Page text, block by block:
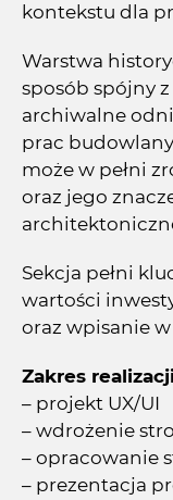
kontekstu dla
Warstwa
sposób spójny z
archiwalne
prac
może w pełni
oraz jego
Sekcja pełni
wartości
oraz wpisanie
Zakres
– projekt UX/UI
– wdrożenie
– opracowanie
– prezentacja